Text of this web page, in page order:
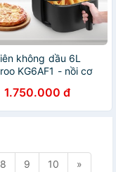
không dầu 6L
KG6AF1 - nồi cơ
1.750.000 đ
8 9 10 »